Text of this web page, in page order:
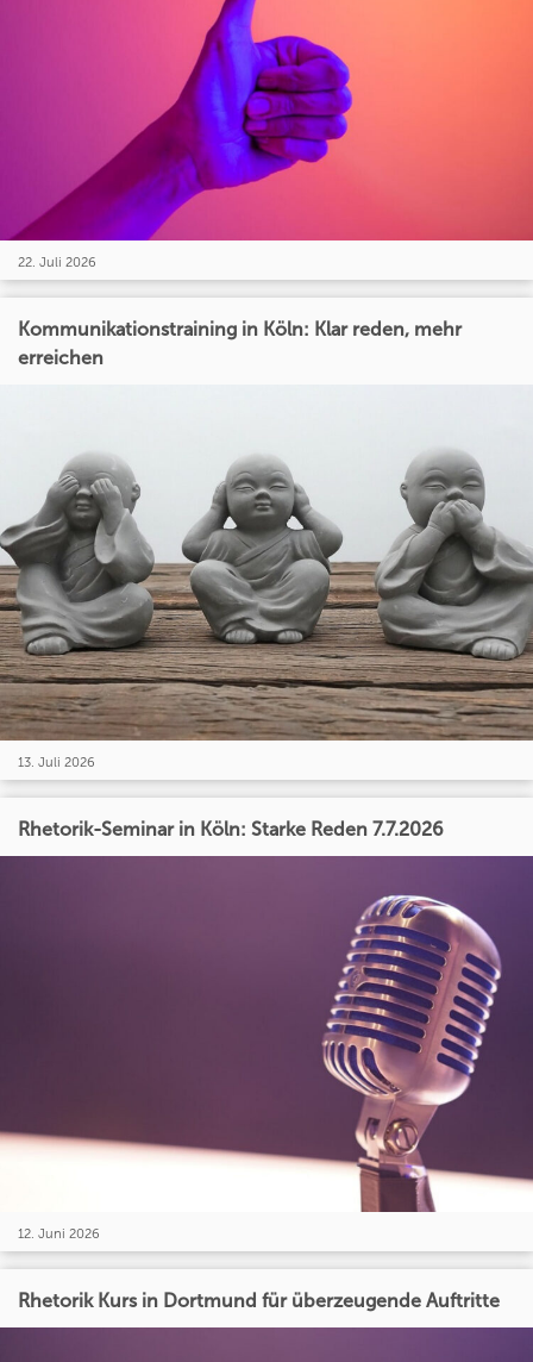
22. Juli 2026
Kommunikationstraining in Köln: Klar reden, mehr
erreichen
13. Juli 2026
Rhetorik-Seminar in Köln: Starke Reden 7.7.2026
12. Juni 2026
Rhetorik Kurs in Dortmund für überzeugende Auftritte